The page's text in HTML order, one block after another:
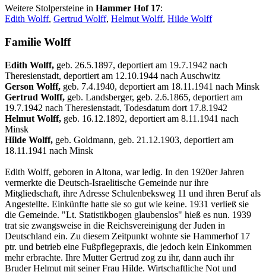
Weitere Stolpersteine in Hammer Hof 17:
Edith Wolff, Gertrud Wolff, Helmut Wolff, Hilde Wolff
Familie Wolff
Edith Wolff, geb. 26.5.1897, deportiert am 19.7.1942 nach
Theresienstadt, deportiert am 12.10.1944 nach Auschwitz
Gerson Wolff, geb. 7.4.1940, deportiert am 18.11.1941 nach Minsk
Gertrud Wolff, geb. Landsberger, geb. 2.6.1865, deportiert am
19.7.1942 nach Theresienstadt, Todesdatum dort 17.8.1942
Helmut Wolff, geb. 16.12.1892, deportiert am 8.11.1941 nach
Minsk
Hilde Wolff, geb. Goldmann, geb. 21.12.1903, deportiert am
18.11.1941 nach Minsk
Edith Wolff, geboren in Altona, war ledig. In den 1920er Jahren
vermerkte die Deutsch-Israelitische Gemeinde nur ihre
Mitgliedschaft, ihre Adresse Schulenbeksweg 11 und ihren Beruf als
Angestellte. Einkünfte hatte sie so gut wie keine. 1931 verließ sie
die Gemeinde. "Lt. Statistikbogen glaubenslos" hieß es nun. 1939
trat sie zwangsweise in die Reichsvereinigung der Juden in
Deutschland ein. Zu diesem Zeitpunkt wohnte sie Hammerhof 17
ptr. und betrieb eine Fußpflegepraxis, die jedoch kein Einkommen
mehr erbrachte. Ihre Mutter Gertrud zog zu ihr, dann auch ihr
Bruder Helmut mit seiner Frau Hilde. Wirtschaftliche Not und